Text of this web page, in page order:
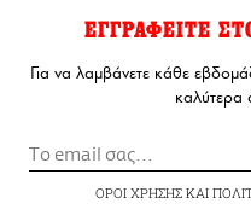
ΕΓΓΡΑΦΕΙΤΕ
Για να λαμβάνετε κάθε
καλύτερα
ΟΡΟΙ ΧΡΗΣΗΣΚΑΙ